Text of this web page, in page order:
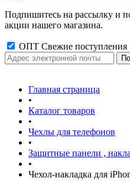
Подпишитесь на рассылку и
акции нашего магазина.
ОПТ Свежие поступления
Главная страница
•
Каталог товаров
•
Чехлы для телефонов
•
Защитные панели ,
•
Чехол-накладка для